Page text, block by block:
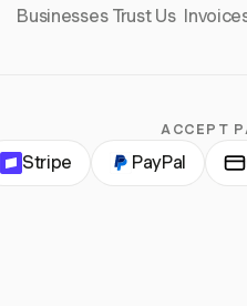
Businesses Trust Us
ACCEPT
Stripe PayPal